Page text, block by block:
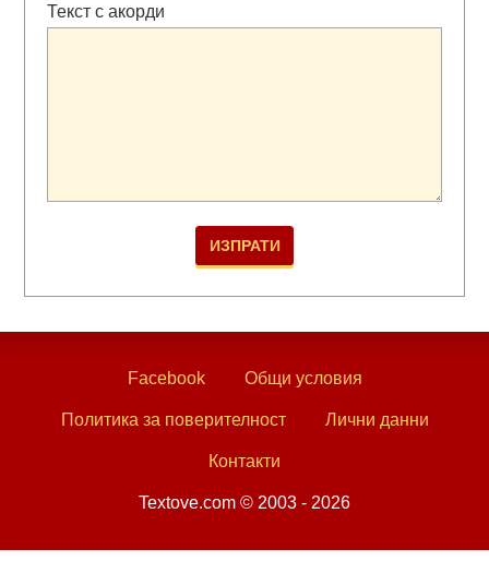
Текст с акорди
Facebook Общи условия
Политика за поверителност Лични данни
Контакти
Textove.com © 2003 - 2026